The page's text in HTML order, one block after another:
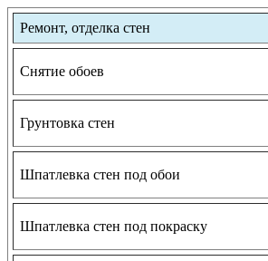
Ремонт, отделка стен
Снятие обоев
Грунтовка стен
Шпатлевка стен под обои
Шпатлевка стен под покраску